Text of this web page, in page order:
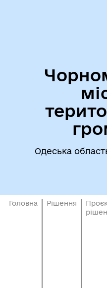
Одеська
Головна Рішення